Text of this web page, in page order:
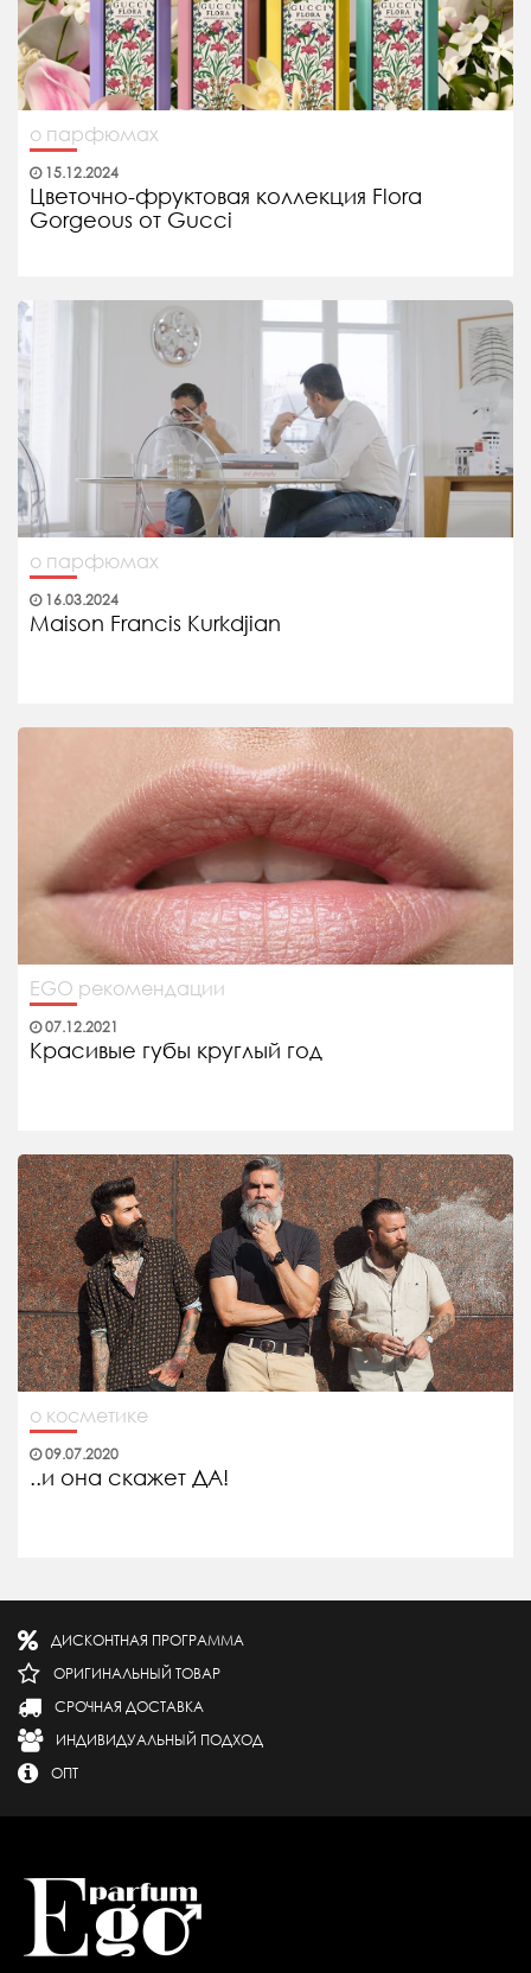
о парфюмах
15.12.2024
Цветочно-фруктовая коллекция Flora
Gorgeous от Gucci
о парфюмах
16.03.2024
Maison Francis Kurkdjian
EGO рекомендации
07.12.2021
Красивые губы круглый год
о косметике
09.07.2020
..и она скажет ДА!
ДИСКОНТНАЯ ПРОГРАММА
ОРИГИНАЛЬНЫЙ ТОВАР
СРОЧНАЯ ДОСТАВКА
ИНДИВИДУАЛЬНЫЙ ПОДХОД
ОПТ